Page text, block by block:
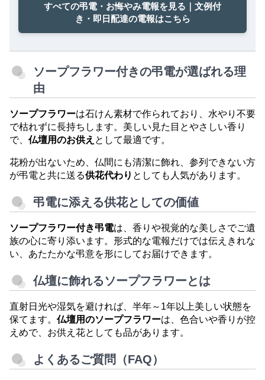
すべての弔電・お悔やみ電報を見る｜文例付
き・即日配達の電報はこちら
ソープフラワー付きの弔電が選ばれる理
由
ソープフラワーは石けん素材で作られており、水やり不要
で枯れずに長持ちします。美しい見た目とやさしい香り
で、 仏壇用のお供え として最適です。
花粉が出ないため、仏間にも清潔に飾れ、参列できない方
が弔電と共に送る供花代わり としても人気があります。
弔電に添える供花としての価値
ソープフラワー付き弔電は、香りや視覚的な美しさでご遺
族の心に寄り添います。形式的な電報だけでは伝えきれな
い、あたたかな弔意を形にしてお届けできます。
仏壇に飾れるソープフラワーとは
直射日光や湿気を避ければ、半年～1年以上美しい状態を
保てます。 仏壇用のソープフラワーは、色合いや香りが控
えめで、お供え花としても品があります。
よくあるご質問（FAQ）